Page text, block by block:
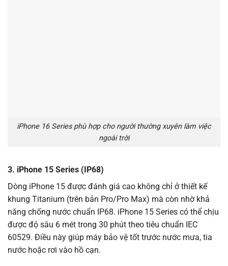
iPhone 16 Series phù hợp cho người thường xuyên làm việc
ngoài trời
3. iPhone 15 Series (IP68)
Dòng iPhone 15 được đánh giá cao không chỉ ở thiết kế
khung Titanium (trên bản Pro/Pro Max) mà còn nhờ khả
năng chống nước chuẩn IP68. iPhone 15 Series có thể chịu
được độ sâu 6 mét trong 30 phút theo tiêu chuẩn IEC
60529. Điều này giúp máy bảo vệ tốt trước nước mưa, tia
nước hoặc rơi vào hồ cạn.